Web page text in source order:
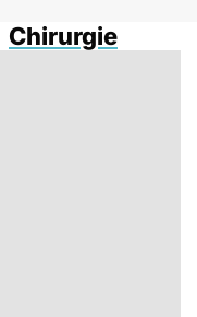
Chirurgie